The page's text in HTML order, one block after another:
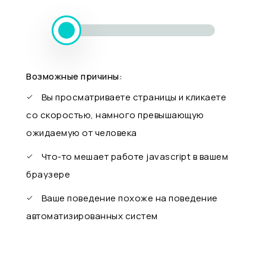
Возможные причины:
Вы просматриваете страницы и кликаете
со скоростью, намного превышающую
ожидаемую от человека
Что-то мешает работе javascript в вашем
браузере
Ваше поведение похоже на поведение
автоматизированных систем